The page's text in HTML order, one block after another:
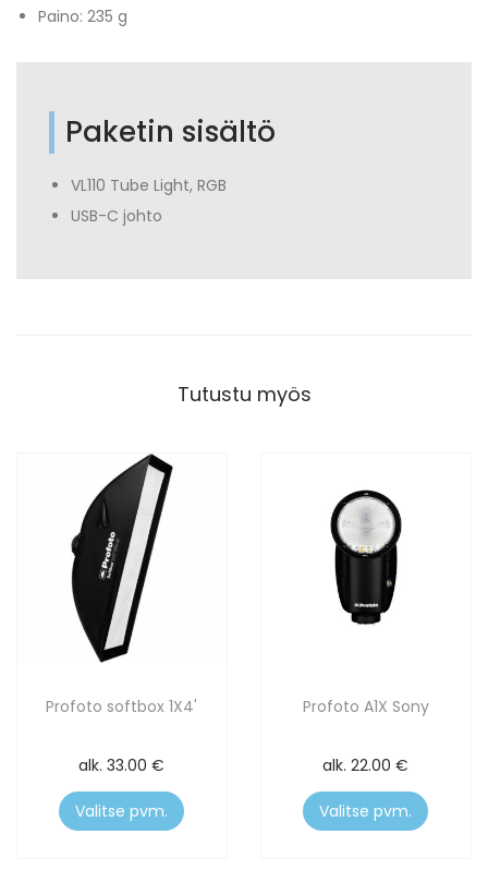
Paino: 235 g
Paketin sisältö
VL110 Tube Light, RGB
USB-C johto
Tutustu myös
Profoto softbox 1X4'
alk.33.00€
Valitse pvm.
Profoto A1X Sony
alk.22.00€
Valitse pvm.